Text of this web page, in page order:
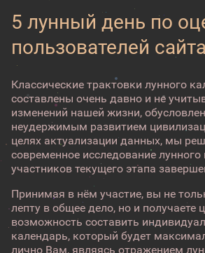
5 лунный день по
пользователей сайта
Классические трактовки лунного
составлены очень давно и не
изменений нашей жизни,
неудержимым развитием
целях актуализации данных, мы
современное исследование
участников текущего этапа
Принимая в нём участие, вы не
лепту в общее дело, но и получаете
возможность составить
календарь, который будет
лично Вам, являясь отражением